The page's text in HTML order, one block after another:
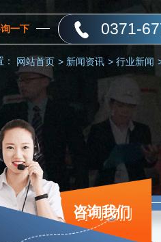
一下 0371-
： 网站首页 > 新闻资讯 > 行业新闻
咨询我们